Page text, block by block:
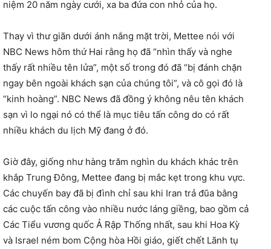
niệm 20 năm ngày cưới, xa ba đứa con nhỏ của họ.
Thay vì thư giãn dưới ánh nắng mặt trời, Mettee nói với
NBC News hôm thứ Hai rằng họ đã “nhìn thấy và nghe
thấy rất nhiều tên lửa”, một số trong đó đã “bị đánh chặn
ngay bên ngoài khách sạn của chúng tôi”, và cô gọi đó là
“kinh hoàng”. NBC News đã đồng ý không nêu tên khách
sạn vì lo ngại nó có thể là mục tiêu tấn công do có rất
nhiều khách du lịch Mỹ đang ở đó.
Giờ đây, giống như hàng trăm nghìn du khách khác trên
khắp Trung Đông, Mettee đang bị mắc kẹt trong khu vực.
Các chuyến bay đã bị đình chỉ sau khi Iran trả đũa bằng
các cuộc tấn công vào nhiều nước láng giềng, bao gồm cả
Các Tiểu vương quốc Ả Rập Thống nhất, sau khi Hoa Kỳ
và Israel ném bom Cộng hòa Hồi giáo, giết chết Lãnh tụ